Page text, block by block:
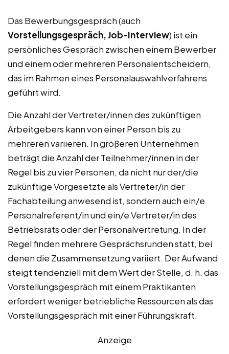
Das Bewerbungsgespräch (auch
Vorstellungsgespräch, Job-Interview) ist ein
persönliches Gespräch zwischen einem Bewerber
und einem oder mehreren Personalentscheidern,
das im Rahmen eines Personalauswahlverfahrens
geführt wird.
Die Anzahl der Vertreter/innen des zukünftigen
Arbeitgebers kann von einer Person bis zu
mehreren variieren. In größeren Unternehmen
beträgt die Anzahl der Teilnehmer/innen in der
Regel bis zu vier Personen, da nicht nur der/die
zukünftige Vorgesetzte als Vertreter/in der
Fachabteilung anwesend ist, sondern auch ein/e
Personalreferent/in und ein/e Vertreter/in des
Betriebsrats oder der Personalvertretung. In der
Regel finden mehrere Gesprächsrunden statt, bei
denen die Zusammensetzung variiert. Der Aufwand
steigt tendenziell mit dem Wert der Stelle, d. h. das
Vorstellungsgespräch mit einem Praktikanten
erfordert weniger betriebliche Ressourcen als das
Vorstellungsgespräch mit einer Führungskraft.
Anzeige